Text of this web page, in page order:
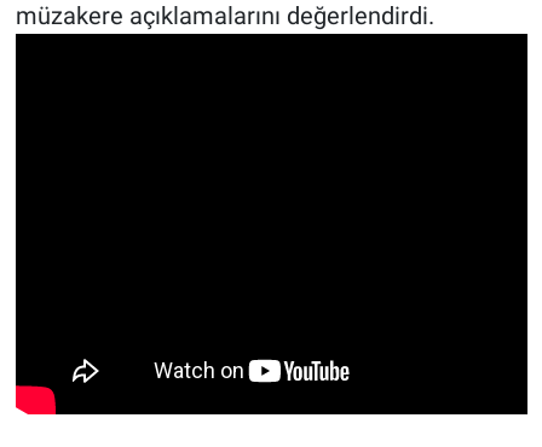
müzakere açıklamalarını değerlendirdi.